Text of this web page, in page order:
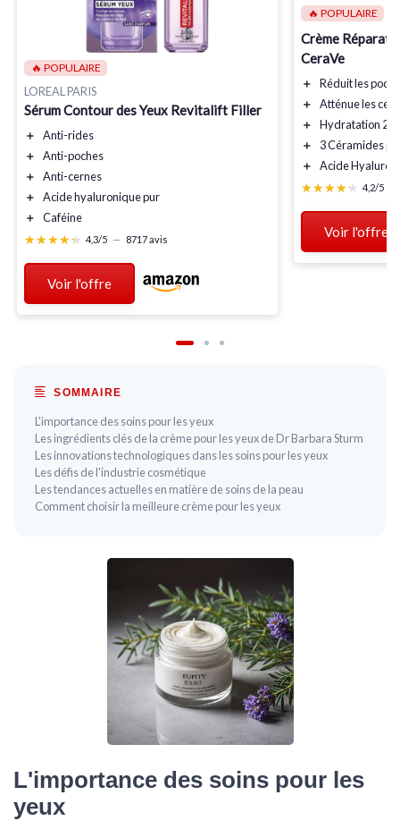
🔥 POPULAIRE
LOREAL PARIS
Sérum Contour des Yeux Revitalift Filler
＋
Anti-rides
＋
Anti-poches
＋
Anti-cernes
＋
Acide hyaluronique pur
＋
Caféine
★★★★★
★★★★★ 4,3/5 — 8717 avis
Voir l'offre
🔥 POPULAIRE
Crème
CeraVe
＋ Réduitles
＋
Atténueles
＋
Hydratation 24h
＋
3 Céramides
＋
Acide
★★★★★
★★★★★ 4,2/5
Voir l'offre
SOMMAIRE
L'importance des soins pour les yeux
Les ingrédients clés de la crème pour les yeux de Dr Barbara Sturm
Les innovations technologiques dans les soins pour les yeux
Les défis de l'industrie cosmétique
Les tendances actuelles en matière de soins de la peau
Comment choisir la meilleure crème pour les yeux
L'importance des soins pour les
yeux